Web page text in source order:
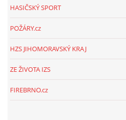
HASIČSKÝ SPORT
POŽÁRY.cz
HZS JIHOMORAVSKÝ KRAJ
ZE ŽIVOTA IZS
FIREBRNO.cz